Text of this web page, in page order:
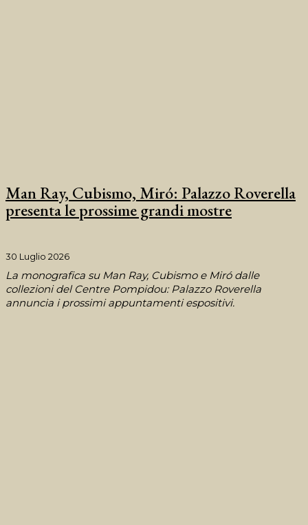
Man Ray, Cubismo, Miró: Palazzo Roverella
presenta le prossime grandi mostre
30 Luglio 2026
La monografica su Man Ray, Cubismo e Miró dalle
collezioni del Centre Pompidou: Palazzo Roverella
annuncia i prossimi appuntamenti espositivi.